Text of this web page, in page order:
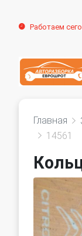
Работаем
Главная
14561